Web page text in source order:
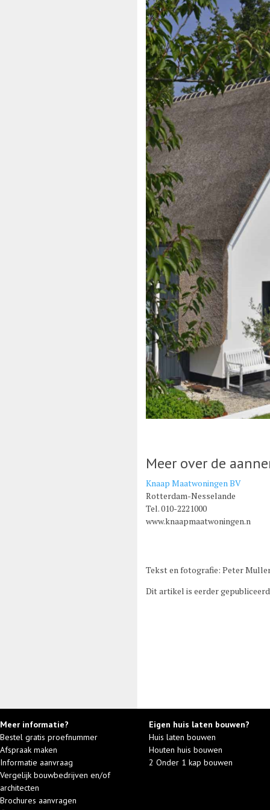
Meer over de
Knaap Maatwoningen BV
Rotterdam-Nesselande
Tel. 010-2221000
www.knaapmaatwoningen.n
Tekst en fotografie: Peter
Dit artikel is eerder
Meer informatie?
Bestel gratis proefnummer
Afspraak maken
Informatie aanvraag
Vergelijk bouwbedrijven en/of
architecten
Brochures aanvragen
Eigen huis laten bouwen?
Huis laten bouwen
Houten huis bouwen
2 Onder 1 kap bouwen